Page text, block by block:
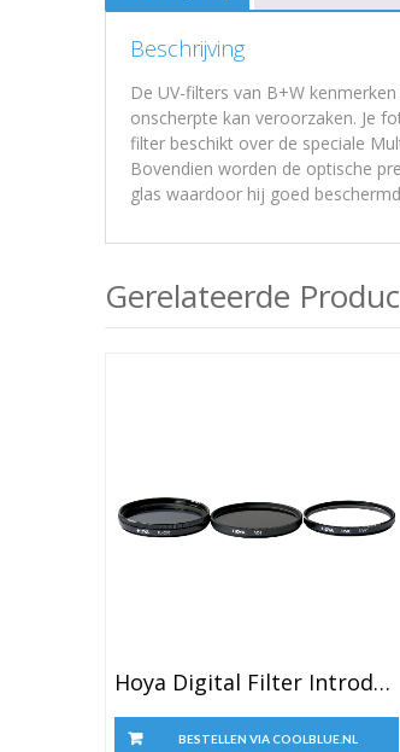
Beschrijving
De UV-filters van B+W
onscherpte kan veroorzaken. Je
filter beschikt over de speciale
Bovendien worden de optische
glas waardoor hij goed
Gerelateerde
Hoya Digital Filter Introduction Kit 77mm
BESTELLEN VIA COOLBLUE.NL